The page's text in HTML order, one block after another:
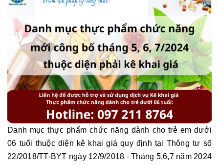
Danh mục thực phẩm chức năng dành cho trẻ em dưới
06 tuổi thuộc diện kê khai giá quy định tại Thông tư số
22/2018/TT-BYT ngày 12/9/2018 - Tháng 5,6,7 năm 2024